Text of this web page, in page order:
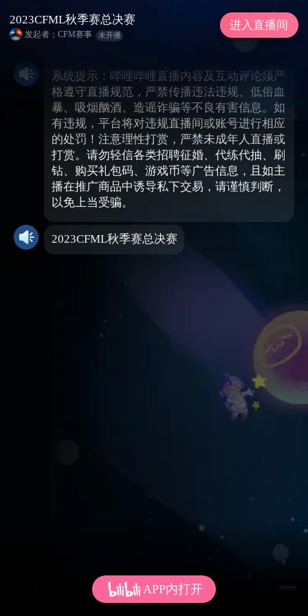
系统提示：哔哩哔哩直播内容及互动评论须严
格遵守直播规范，严禁传播违法违规、低俗血
暴、吸烟酗酒、造谣诈骗等不良有害信息。如
有违规，平台将对违规直播间或账号进行相应
的处罚！注意理性打赏，严禁未成年人直播或
打赏。请勿轻信各类招聘征婚、代练代抽、刷
钻、购买礼包码、游戏币等广告信息，且如主
播在推广商品中诱导私下交易，请谨慎判断，
以免上当受骗。
2023CFML秋季赛总决赛
2023CFML秋季赛总决赛
发起者；CFM赛事 未开播
进入直播间
APP内打开